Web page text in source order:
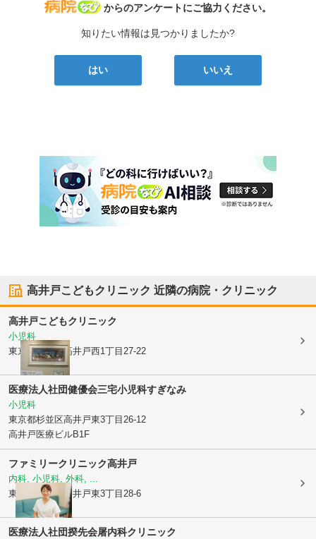
病院なび
からのアンケートにご協力ください。
知りたい情報は見つかりましたか?
はい いいえ
高井戸こどもクリニック 近隣の病院・クリニック
高井戸こどもクリニック
小児科
東京都杉並区高井戸西1丁目27-22
医療法人社団健優会三宅小児科すぎなみ
小児科
東京都杉並区高井戸東3丁目26-12
高井戸医療ビルB1F
ファミリークリニック高井戸
内科, 小児科, 外科, ...
東京都杉並区
高井戸東3丁目28-6
医療法人社団揆先会屠内科クリニック